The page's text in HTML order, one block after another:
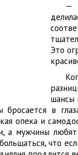
—
Это
шансы
бросается в
опека и
а мужчины
что